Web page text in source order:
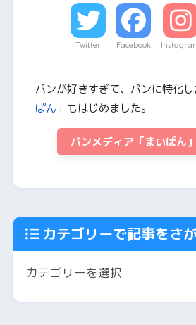
Twitter Facebook
パンが好きすぎて、パンに特化
ぱん 」もはじめました。
パンメディア「まいぱん
カテゴリーで記事をさ